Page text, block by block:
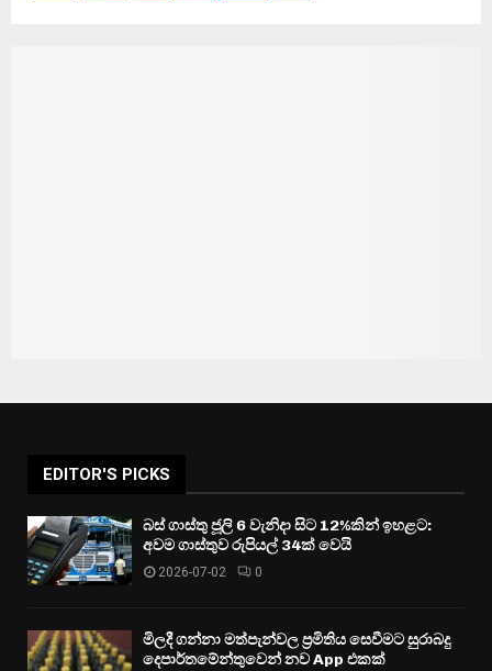
EDITOR'S PICKS
බස් ගාස්තු ජූලි 6 වැනිදා සිට 12%කින් ඉහළට:
අවම ගාස්තුව රුපියල් 34ක් වෙයි
2026-07-02 0
මිලදී ගන්නා මත්පැන්වල ප්‍රමිතිය සෙවීමට සුරාබදු
දෙපාර්තමේන්තුවෙන් නව App එකක්